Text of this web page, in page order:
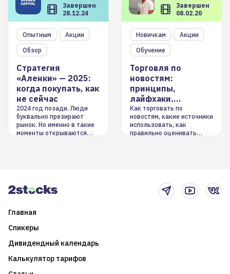
Завершен
28.12.24
Опытным
Акции
Обзор
Стратегия
«Аленки» — 2025:
когда покупать, как
не сейчас
2024 год позади. Люди
буквально презирают
рынок. Но именно в такие
моменты открываются
Завершен
08.02.20
Новичкам
Акции
Обучение
Торговля по
новостям:
принципы,
лайфхаки,
инструменты
Как торговать по
новостям, какие источники
использовать, как
правильно оценивать
Главная
Спикеры
Дивидендный календарь
Калькулятор тарифов